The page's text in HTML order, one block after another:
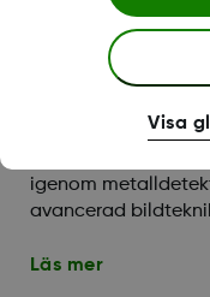
Dexcom
på flygplatsen eller
igenom
avancerad
Läs mer
Visa